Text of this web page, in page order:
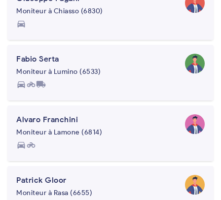
Moniteur à Chiasso (6830)
directions_car
Fabio Serta
Moniteur à Lumino (6533)
directions_carmotorcyclelocal_shipping
Alvaro Franchini
Moniteur à Lamone (6814)
directions_carmotorcycle
Patrick Gloor
Moniteur à Rasa (6655)